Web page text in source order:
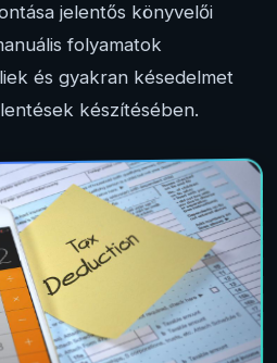
jelentős könyvelői
folyamatok
és gyakran késedelmet
készítésében.